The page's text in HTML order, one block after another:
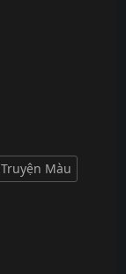
Truyện Màu